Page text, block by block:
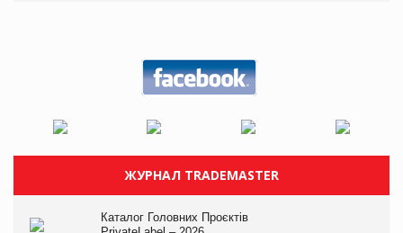
ЖУРНАЛ TRADEMASTER
Каталог Головних Проєктів